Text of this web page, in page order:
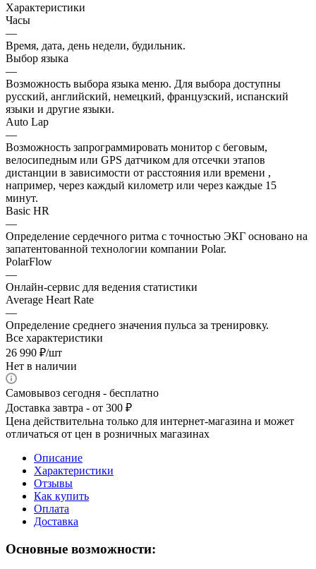
Характеристики
Часы
—
Время, дата, день недели, будильник.
Выбор языка
—
Возможность выбора языка меню. Для выбора доступны
русский, английский, немецкий, французский, испанский
языки и другие языки.
Auto Lap
—
Возможность запрограммировать монитор с беговым,
велосипедным или GPS датчиком для отсечки этапов
дистанции в зависимости от расстояния или времени ,
например, через каждый километр или через каждые 15
минут.
Basic HR
—
Определение сердечного ритма с точностью ЭКГ основано на
запатентованной технологии компании Polar.
PolarFlow
—
Онлайн-сервис для ведения статистики
Average Heart Rate
—
Определение среднего значения пульса за тренировку.
Все характеристики
26 990 ₽/шт
Нет в наличии
Самовывоз сегодня - бесплатно
Доставка завтра - от 300 ₽
Цена действительна только для интернет-магазина и может
отличаться от цен в розничных магазинах
Описание
Характеристики
Отзывы
Как купить
Оплата
Доставка
Основные возможности: